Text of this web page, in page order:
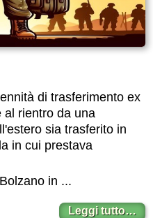
di trasferimento ex
al rientro da una
sia trasferito in
in cui prestava
in ...
Leggi tutto…